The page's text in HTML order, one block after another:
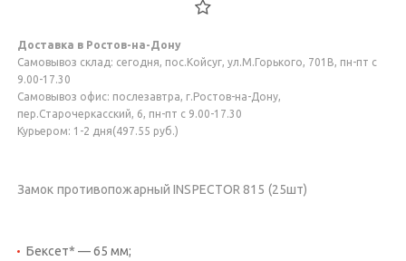
Доставка в Ростов-на-Дону
Самовывоз склад: сегодня, пос.Койсуг, ул.М.Горького, 701В, пн-пт с
9.00-17.30
Самовывоз офис: послезавтра, г.Ростов-на-Дону,
пер.Старочеркасский, 6, пн-пт с 9.00-17.30
Курьером: 1-2 дня(497.55 руб.)
Замок противопожарный INSPECTOR 815 (25шт)
Бексет* — 65 мм;